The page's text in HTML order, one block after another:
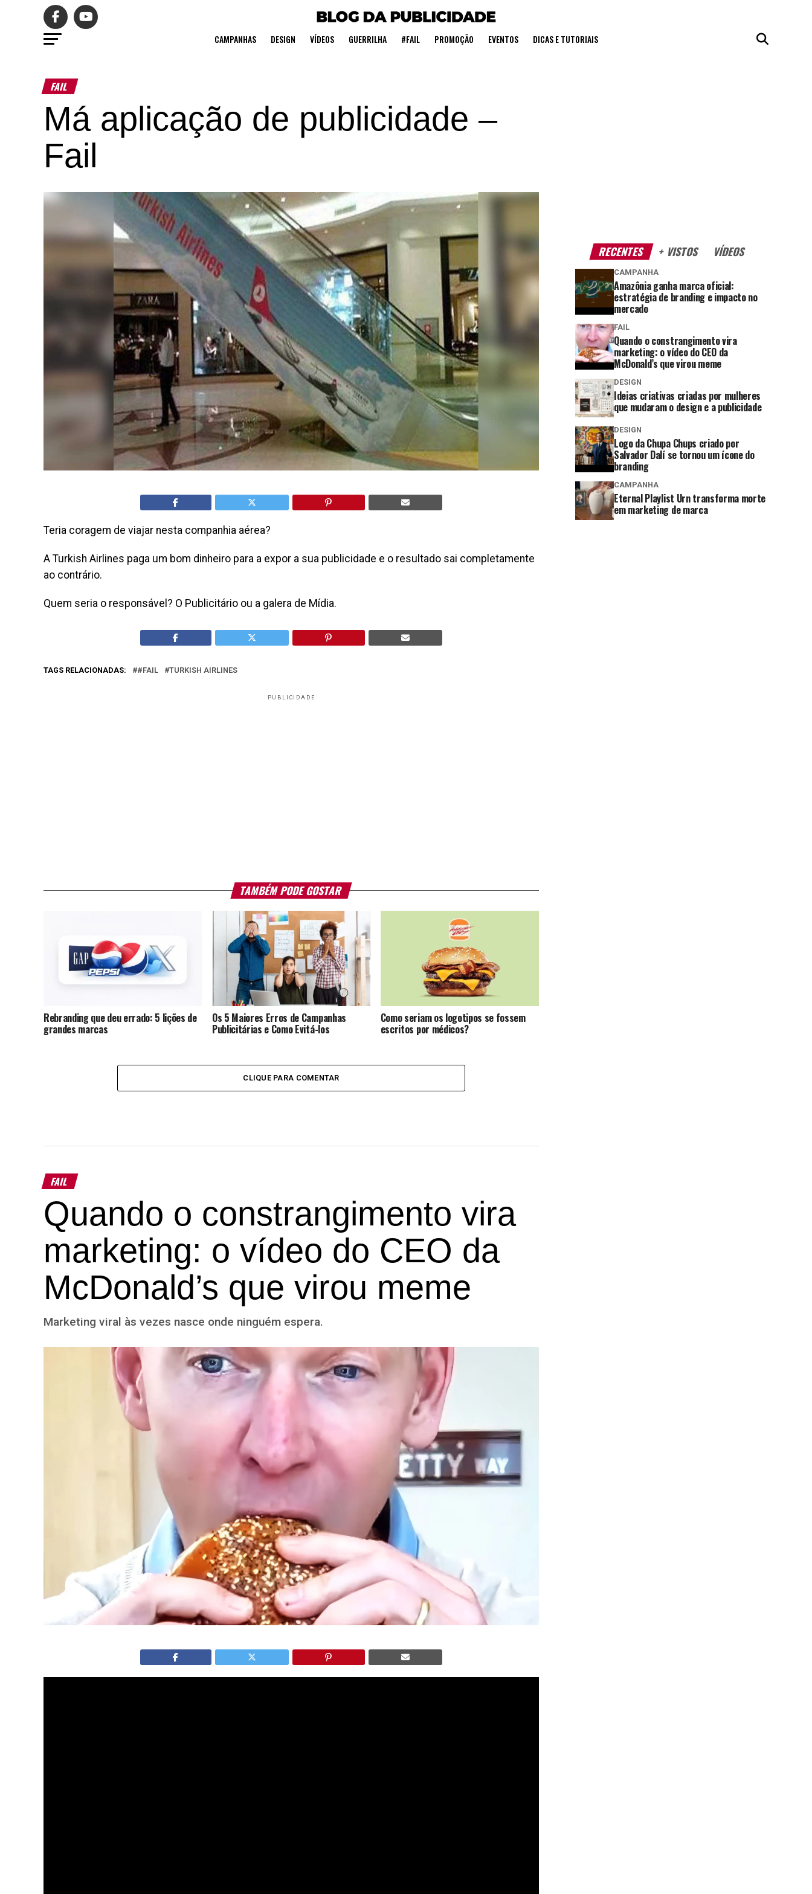
CAMPANHAS DESIGN VÍDEOS GUERRILHA #FAIL PROMOÇÃO EVENTOS DICAS E TUTORIAIS
FAIL
Má aplicação de publicidade –
Fail
Teria coragem de viajar nesta companhia aérea?
A Turkish Airlines paga um bom dinheiro para a expor a sua publicidade e o resultado sai completamente
ao contrário.
Quem seria o responsável? O Publicitário ou a galera de Mídia.
TAGS RELACIONADAS: #FAIL TURKISH AIRLINES
PUBLICIDADE
TAMBÉM PODE GOSTAR
Rebranding que deu errado: 5 lições de
grandes marcas
Os 5 Maiores Erros de Campanhas
Publicitárias e Como Evitá-los
Como seriam os logotipos se fossem
escritos por médicos?
CLIQUE PARA COMENTAR
FAIL
Quando o constrangimento vira
marketing: o vídeo do CEO da
McDonald’s que virou meme
Marketing viral às vezes nasce onde ninguém espera.
RECENTES + VISTOS VÍDEOS
CAMPANHA
Amazônia ganha marca oficial:
estratégia de branding e impacto no
mercado
FAIL
Quando o constrangimento vira
marketing: o vídeo do CEO da
McDonald’s que virou meme
DESIGN
Ideias criativas criadas por mulheres
que mudaram o design e a publicidade
DESIGN
Logo da Chupa Chups criado por
Salvador Dalí se tornou um ícone do
branding
CAMPANHA
Eternal Playlist Urn transforma morte
em marketing de marca